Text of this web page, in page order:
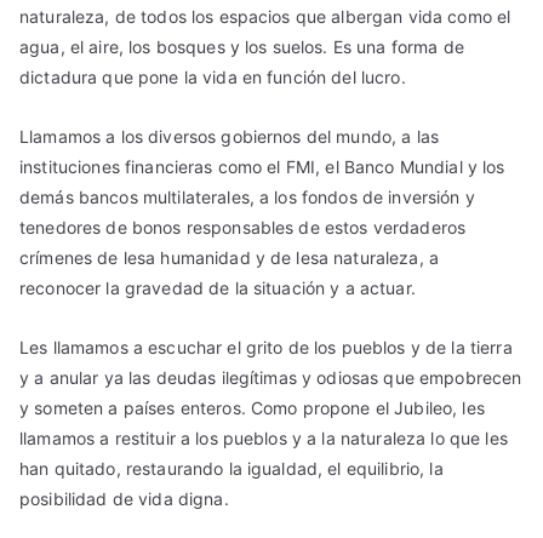
naturaleza, de todos los espacios que albergan vida como el
agua, el aire, los bosques y los suelos. Es una forma de
dictadura que pone la vida en función del lucro.
Llamamos a los diversos gobiernos del mundo, a las
instituciones financieras como el FMI, el Banco Mundial y los
demás bancos multilaterales, a los fondos de inversión y
tenedores de bonos responsables de estos verdaderos
crímenes de lesa humanidad y de lesa naturaleza, a
reconocer la gravedad de la situación y a actuar.
Les llamamos a escuchar el grito de los pueblos y de la tierra
y a anular ya las deudas ilegítimas y odiosas que empobrecen
y someten a países enteros. Como propone el Jubileo, les
llamamos a restituir a los pueblos y a la naturaleza lo que les
han quitado, restaurando la igualdad, el equilibrio, la
posibilidad de vida digna.